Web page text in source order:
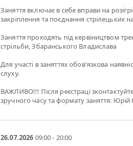
Заняття включає в себе вправи на
закріплення та поєднання стрілецьких
Заняття проходять під кервіництвом
стрільби, Збаранського Владислава
Для участі в заняттях обов'язкова
слуху.
ВАЖЛИВО!!! Після реєстрацї
зручного часу та формату заняття: Юрій
26.07.2026 09:00 - 20:00